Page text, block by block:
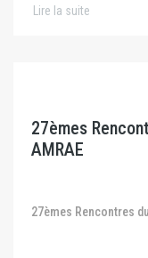
Lire la suite
27èmes
AMRAE
27èmes Rencontres